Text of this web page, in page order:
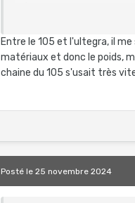
Ma question en roue 51
une polyvalente sur le
Entre le 105 et l'ultegra, il
matériaux et donc le poids,
chaine du 105 s'usait très
Postéle 25 novembre 2024